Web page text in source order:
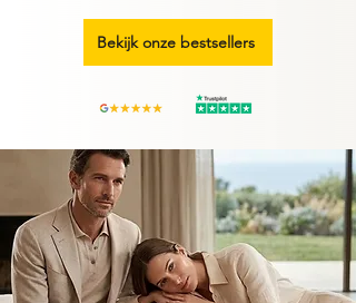
Bekijk onze bestsellers